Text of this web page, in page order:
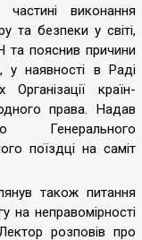
виконання
та безпеки у світі,
та пояснив причини
у наявності в Раді
країн-
права. Надав
Генерального
поїздці на саміт
також питання
на неправомірності
розповів про